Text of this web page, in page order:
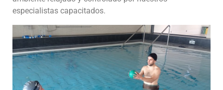
especialistas capacitados.